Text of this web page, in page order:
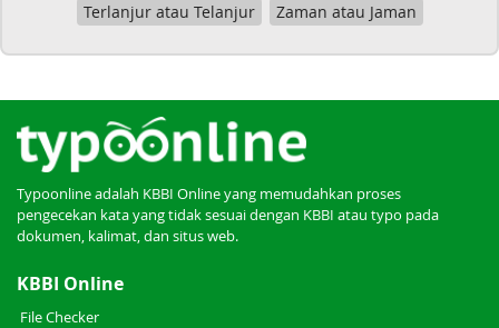
Terlanjur atau Telanjur
Zaman atau Jaman
Typoonline adalah KBBI Online yang memudahkan proses
pengecekan kata yang tidak sesuai dengan KBBI atau typo pada
dokumen, kalimat, dan situs web.
KBBI Online
File Checker